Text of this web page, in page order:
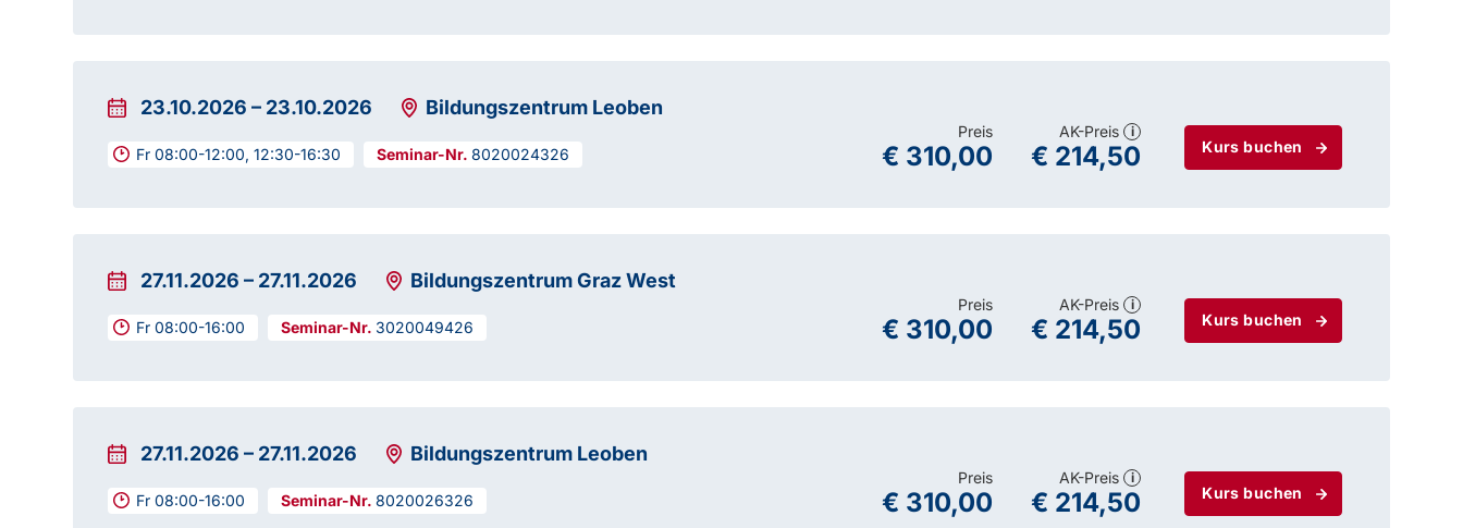
23.10.2026 – 23.10.2026 Bildungszentrum Leoben
Fr 08:00-12:00, 12:30-16:30 8020024326 Kurs buchen
AK-Preis i
€ 214,50
Preis
€ 310,00
27.11.2026 – 27.11.2026 Bildungszentrum Graz West
Fr 08:00-16:00 3020049426 Kurs buchen
AK-Preis i
€ 214,50
Preis
€ 310,00
27.11.2026 – 27.11.2026 Bildungszentrum Leoben
Fr 08:00-16:00 8020026326 Kurs buchen
AK-Preis i
€ 214,50
Preis
€ 310,00